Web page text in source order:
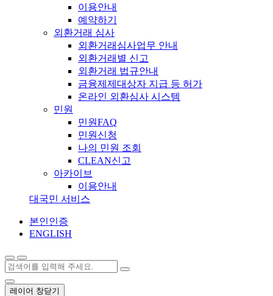
이용안내
예약하기
외환거래 심사
외환거래심사업무 안내
외환거래별 신고
외환거래 법규안내
금융제제대상자 지급 등 허가
온라인 외환심사 시스템
민원
민원FAQ
민원신청
나의 민원 조회
CLEAN신고
아카이브
이용안내
대국민 서비스
본인인증
ENGLISH
레이어 창닫기